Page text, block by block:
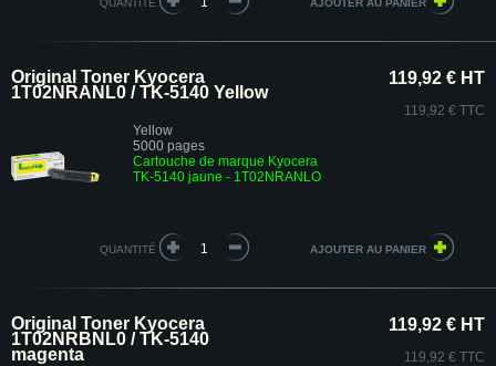
QUANTITÉ
Original Toner Kyocera
1T02NRANL0 / TK-5140 Yellow
Yellow
5000 pages
Cartouche de marque Kyocera
TK-5140 jaune - 1T02NRANLO
119,92 € HT
119,92 € TTC
QUANTITÉ
Original Toner Kyocera
1T02NRBNL0 / TK-5140
magenta
119,92 € HT
119,92 € TTC